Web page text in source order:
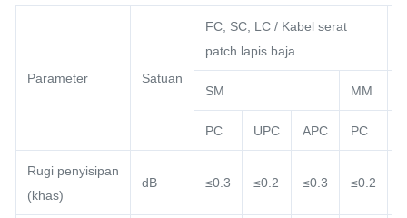
Parameter Satuan
FC, SC, LC / Kabel serat
patch lapis baja
SM MM
PC UPC APC PC
Rugi penyisipan
(khas)
dB ≤0.3 ≤0.2 ≤0.3 ≤0.2